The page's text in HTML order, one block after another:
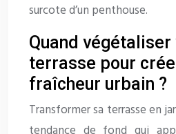
surcote d’un penthouse.
Quand
terrasse pour
fraîcheur urbain ?
Transformer sa terrasse en